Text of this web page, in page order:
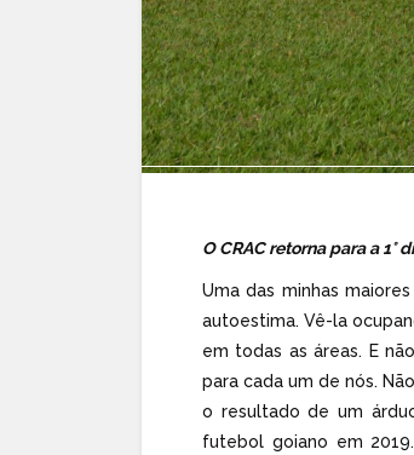
O CRAC retorna para a 1°
Uma das minhas
autoestima. Vê-la
em todas as áreas. E
para cada um de nós.
o resultado de um
futebol goiano em